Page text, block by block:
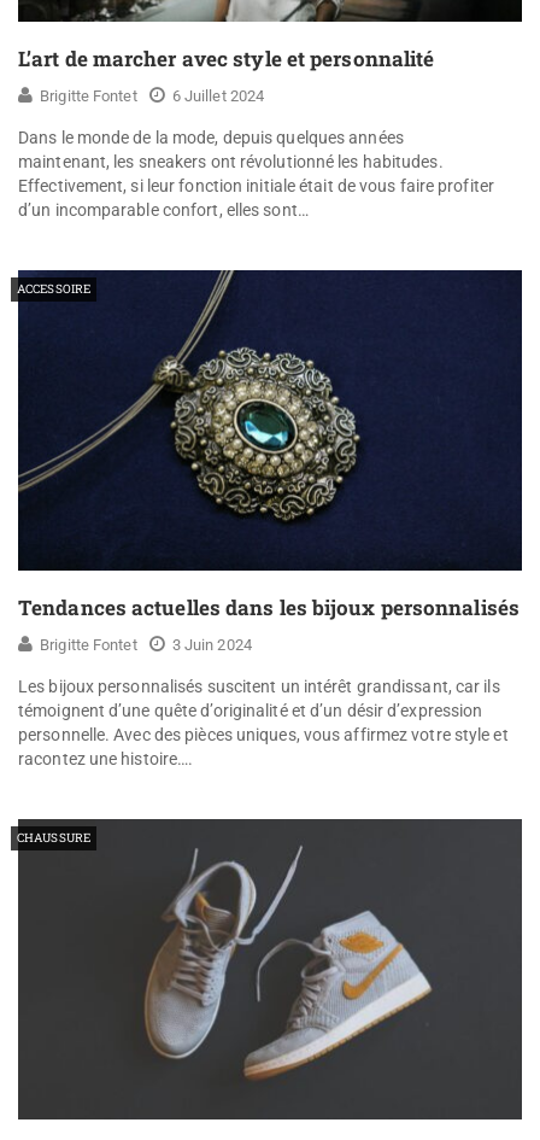
L’art de marcher avec style et personnalité
Brigitte Fontet 6 Juillet 2024
Dans le monde de la mode, depuis quelques années
maintenant, les sneakers ont révolutionné les habitudes.
Effectivement, si leur fonction initiale était de vous faire profiter
d’un incomparable confort, elles sont…
ACCESSOIRE
Tendances actuelles dans les bijoux personnalisés
Brigitte Fontet 3 Juin 2024
Les bijoux personnalisés suscitent un intérêt grandissant, car ils
témoignent d’une quête d’originalité et d’un désir d’expression
personnelle. Avec des pièces uniques, vous affirmez votre style et
racontez une histoire….
CHAUSSURE